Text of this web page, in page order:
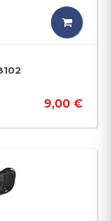
9,00 €